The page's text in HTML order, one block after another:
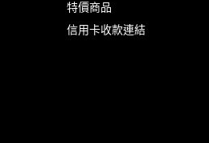
特價商品
信用卡收款連結